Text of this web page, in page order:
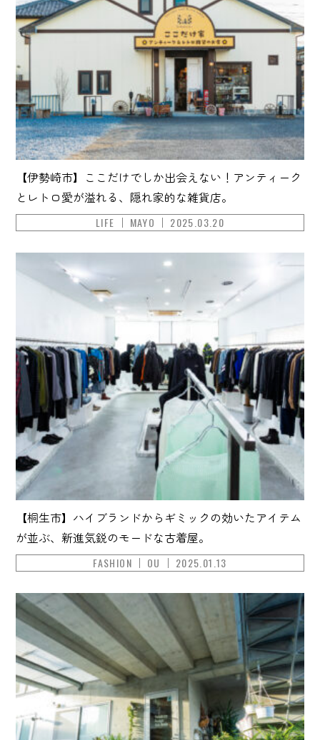
【伊勢崎市】ここだけでしか出会えない！アンティーク
とレトロ愛が溢れる、隠れ家的な雑貨店。
LIFE MAYO 2025.03.20
【桐生市】ハイブランドからギミックの効いたアイテム
が並ぶ、新進気鋭のモードな古着屋。
FASHION OU 2025.01.13